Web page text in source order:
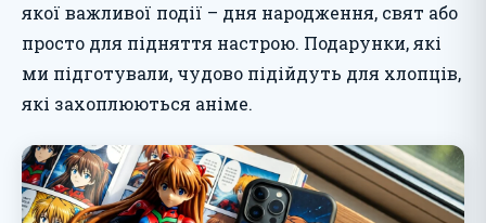
якої важливої події – дня народження, свят або
просто для підняття настрою. Подарунки, які
ми підготували, чудово підійдуть для хлопців,
які захоплюються аніме.